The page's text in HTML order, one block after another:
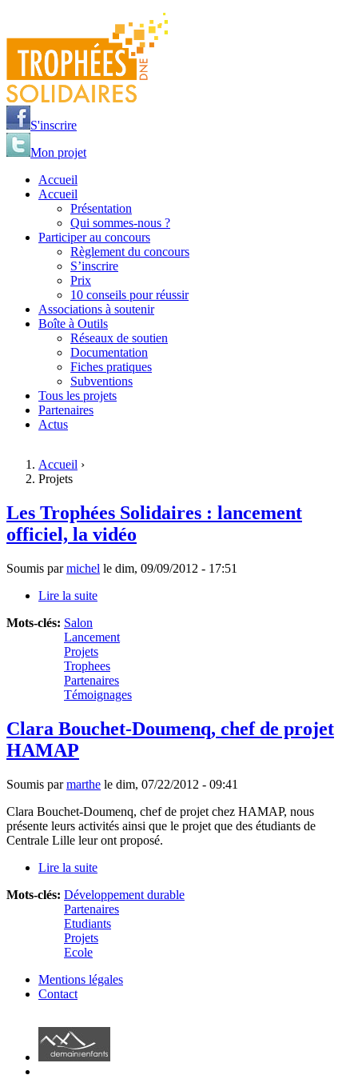
S'inscrire
Mon projet
Accueil
Accueil
Présentation
Qui sommes-nous ?
Participer au concours
Règlement du concours
S’inscrire
Prix
10 conseils pour réussir
Associations à soutenir
Boîte à Outils
Réseaux de soutien
Documentation
Fiches pratiques
Subventions
Tous les projets
Partenaires
Actus
Vous êtes ici
Accueil ›
Projets
Les Trophées Solidaires : lancement
officiel, la vidéo
Soumis parmichel le dim, 09/09/2012 - 17:51
Lire la suite
Mots-clés: Salon
Lancement
Projets
Trophees
Partenaires
Témoignages
Clara Bouchet-Doumenq, chef de projet
HAMAP
Soumis parmarthe le dim, 07/22/2012 - 09:41
Clara Bouchet-Doumenq, chef de projet chez HAMAP, nous
présente leurs activités ainsi que le projet que des étudiants de
Centrale Lille leur ont proposé.
Lire la suite
Mots-clés: Développement durable
Partenaires
Etudiants
Projets
Ecole
Mentions légales
Contact